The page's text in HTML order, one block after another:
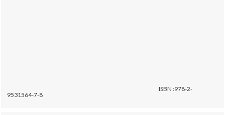
ISBN :978-2-
9531564-7-8